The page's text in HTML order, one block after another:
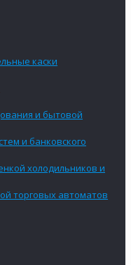
каски
и бытовой
и банковского
холодильников и
торговых автоматов